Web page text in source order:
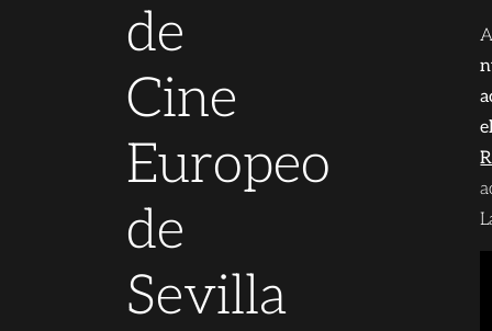
de
Cine
Europeo
de
Sevilla